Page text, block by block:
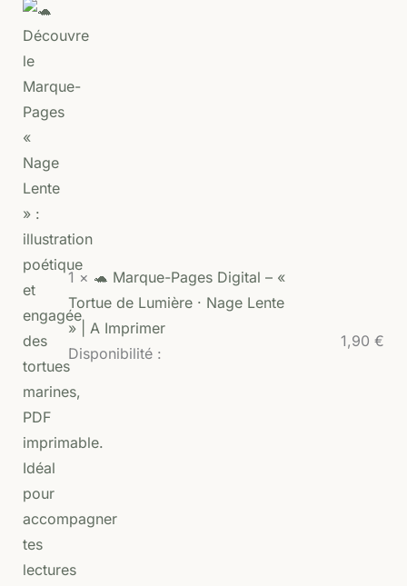
1 × 🐢 Marque-Pages Digital – «
Tortue de Lumière · Nage Lente
» | A Imprimer
Disponibilité :
1,90 €